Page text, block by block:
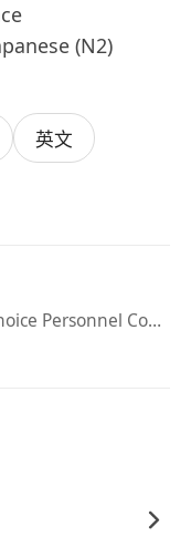
(N2)
英文
Personnel Consultancy